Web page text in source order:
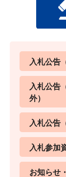
入札公告
入札公告
外）
入札公告
入札参加
お知らせ